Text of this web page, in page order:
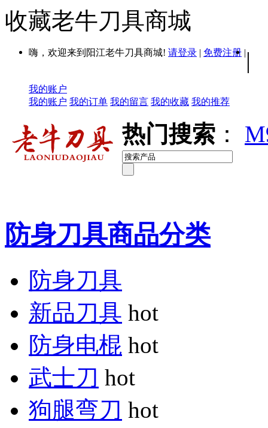
收藏老牛刀具商城
嗨，欢迎来到阳江老牛刀具商城! 请登录 | 免费注册 | |
我的账户
我的账户 我的订单 我的留言 我的收藏 我的推荐
热门搜索 ：
防身刀具商品分类
防身刀具
新品刀具 hot
防身电棍 hot
武士刀 hot
狗腿弯刀 hot